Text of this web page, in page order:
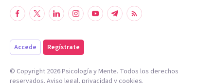
Accede Regístrate
© Copyright 2026Psicología y Mente. Todos los derechos